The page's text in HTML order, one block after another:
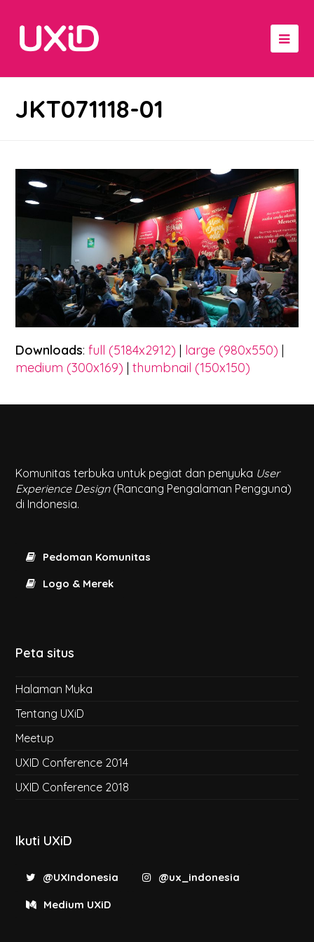
JKT071118-01
Downloads:full (5184x2912) | large (980x550) |
medium (300x169) |thumbnail (150x150)
Komunitas terbuka untuk pegiat dan penyuka User
Experience Design(Rancang Pengalaman Pengguna)
di Indonesia.
Pedoman Komunitas
Logo & Merek
Peta situs
Halaman Muka
Tentang UXiD
Meetup
UXID Conference 2014
UXID Conference 2018
Ikuti UXiD
@UXIndonesia @ux_indonesia
Medium UXiD